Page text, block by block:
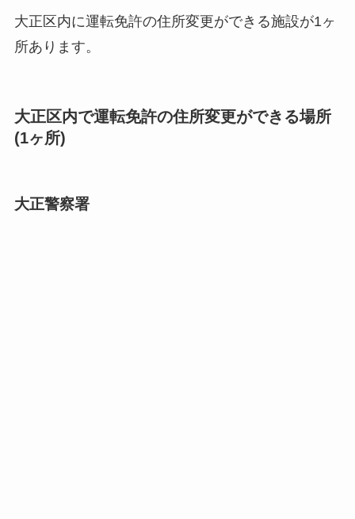
大正区内に運転免許の住所変更ができる施設が1ヶ
所あります。
大正区内で運転免許の住所変更ができる場所
(1ヶ所)
大正警察署